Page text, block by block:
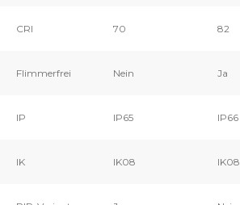
CRI 70 82
Flimmerfrei Nein Ja
IP IP65 IP66
IK IK08 IK08